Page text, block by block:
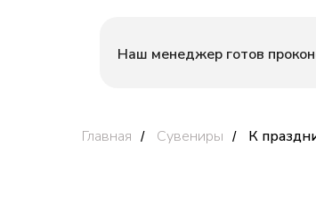
Наш менеджер готов
Главная / Сувениры / К